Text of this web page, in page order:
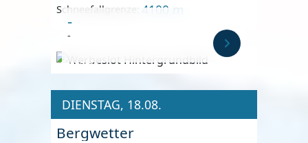
Schneefallgrenze: 4100 m
Anzeige
-
-
DIENSTAG, 18.08.
Bergwetter